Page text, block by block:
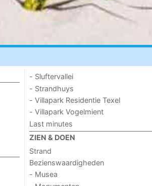
- Sluftervallei
- Strandhuys
- Villapark Residentie Texel
- Villapark Vogelmient
Last minutes
ZIEN & DOEN
Strand
Bezienswaardigheden
- Musea